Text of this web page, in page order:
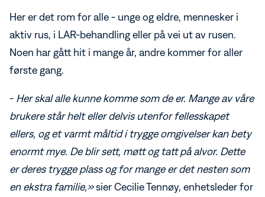
Her er det rom for alle - unge og eldre, mennesker i
aktiv rus, i LAR-behandling eller på vei ut av rusen.
Noen har gått hit i mange år, andre kommer for aller
første gang.
- Her skal alle kunne komme som de er. Mange av våre
brukere står helt eller delvis utenfor fellesskapet
ellers, og et varmt måltid i trygge omgivelser kan bety
enormt mye. De blir sett, møtt og tatt på alvor. Dette
er deres trygge plass og for mange er det nesten som
en ekstra familie,»sier Cecilie Tennøy, enhetsleder for